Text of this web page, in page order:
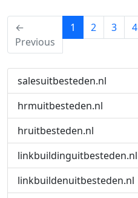
←
Previous
1 (current)
2 3 4
salesuitbesteden.nl
hrmuitbesteden.nl
hruitbesteden.nl
linkbuildinguitbesteden.nl
linkbuildenuitbesteden.nl